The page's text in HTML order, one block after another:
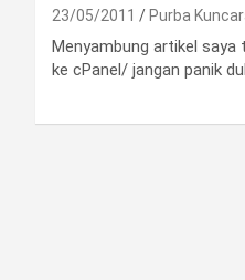
23/05/2011 Purba
Menyambung artikel saya
ke cPanel/ jangan panik